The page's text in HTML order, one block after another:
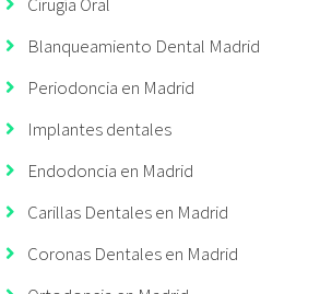
Blanqueamiento Dental Madrid
Periodoncia en Madrid
Implantes dentales
Endodoncia en Madrid
Carillas Dentales en Madrid
Coronas Dentales en Madrid